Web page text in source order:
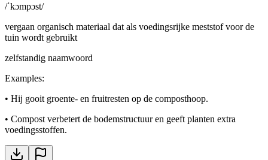
/ˈkɔmpɔst/
vergaan organisch materiaal dat als voedingsrijke meststof voor de
tuin wordt gebruikt
zelfstandig naamwoord
Examples:
• Hij gooit groente- en fruitresten op de composthoop.
• Compost verbetert de bodemstructuur en geeft planten extra
voedingsstoffen.